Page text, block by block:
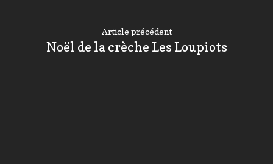
Article précédent
Noël de la crèche Les Loupiots